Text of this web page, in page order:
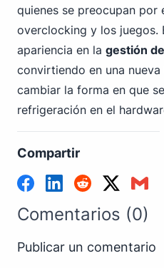
quienes se preocupan por
overclocking y los juegos.
apariencia en la gestión
convirtiendo en una
cambiar la forma en que
refrigeración en el
Compartir
Comentarios (0)
Publicar un comentario